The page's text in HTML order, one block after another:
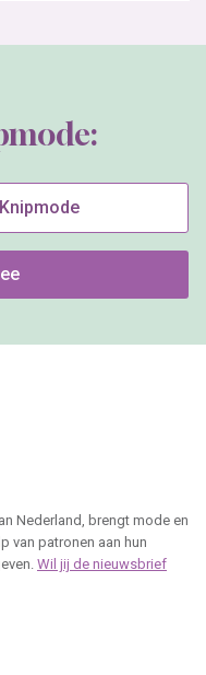
Nederland, brengt mode en
van patronen aan hun
Wil jij de nieuwsbrief